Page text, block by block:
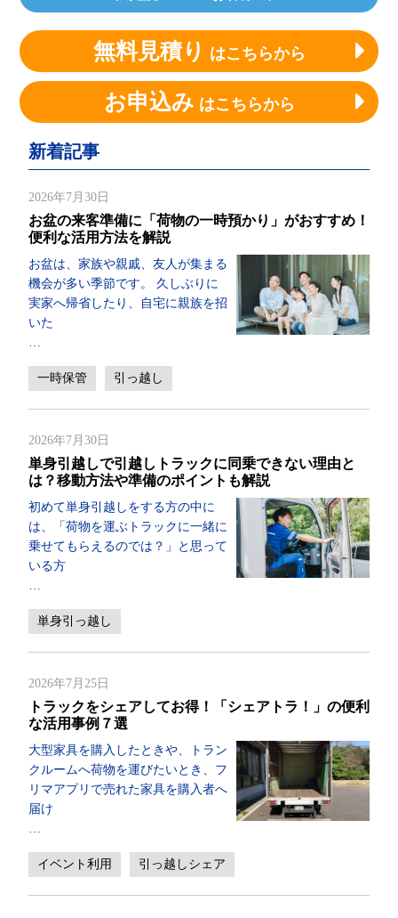
無料見積り はこちらから
お申込み はこちらから
新着記事
2026年7月30日
お盆の来客準備に「荷物の一時預かり」がおすすめ！
便利な活用方法を解説
お盆は、家族や親戚、友人が集まる
機会が多い季節です。 久しぶりに
実家へ帰省したり、自宅に親族を招
いた
一時保管 引っ越し
2026年7月30日
単身引越しで引越しトラックに同乗できない理由と
は？移動方法や準備のポイントも解説
初めて単身引越しをする方の中に
は、「荷物を運ぶトラックに一緒に
乗せてもらえるのでは？」と思って
いる方
単身引っ越し
2026年7月25日
トラックをシェアしてお得！「シェアトラ！」の便利
な活用事例７選
大型家具を購入したときや、トラン
クルームへ荷物を運びたいとき、フ
リマアプリで売れた家具を購入者へ
届け
イベント利用 引っ越しシェア